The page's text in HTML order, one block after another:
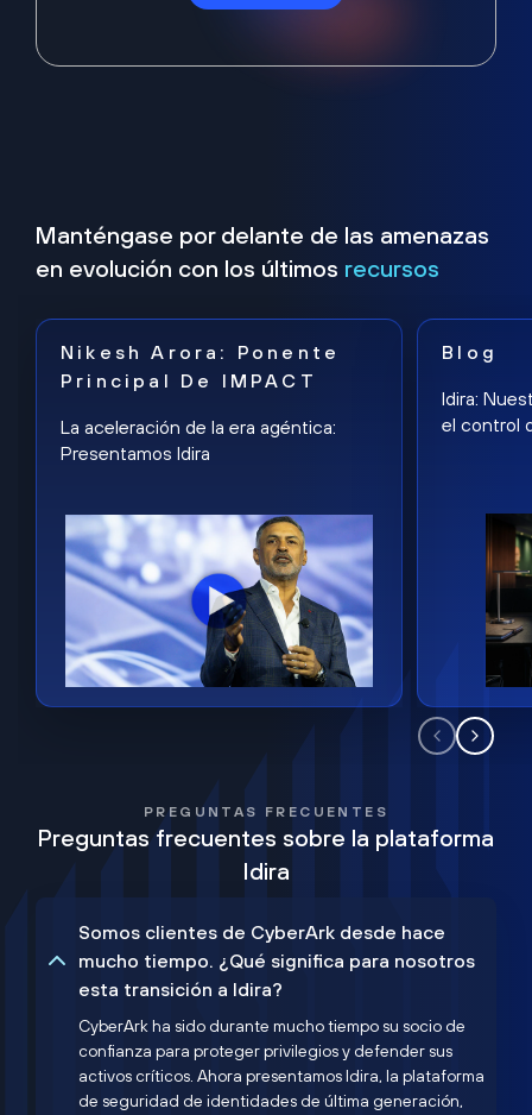
Manténgase por delante de las amenazas
en evolución con los últimos recursos
Nikesh Arora: Ponente
Principal De IMPACT
La aceleración de la era agéntica:
Presentamos Idira
Blog
Idira:
el control
PREGUNTAS FRECUENTES
Preguntas frecuentes sobre la plataforma
Idira
Somos clientes de CyberArk desde hace
mucho tiempo. ¿Qué significa para nosotros
esta transición a Idira?
CyberArk ha sido durante mucho tiempo su socio de
confianza para proteger privilegios y defender sus
activos críticos. Ahora presentamos Idira, la plataforma
de seguridad de identidades de última generación,